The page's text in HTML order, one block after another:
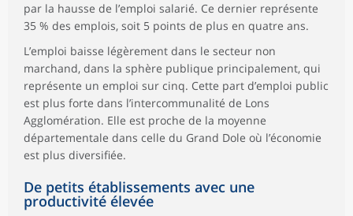
par la hausse de l’emploi salarié. Ce dernier représente
35 % des emplois, soit 5 points de plus en quatre ans.
L’emploi baisse légèrement dans le secteur non
marchand, dans la sphère publique principalement, qui
représente un emploi sur cinq. Cette part d’emploi public
est plus forte dans l’intercommunalité de Lons
Agglomération. Elle est proche de la moyenne
départementale dans celle du Grand Dole où l’économie
est plus diversifiée.
De petits établissements avec une
productivité élevée